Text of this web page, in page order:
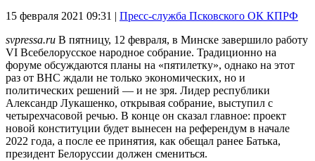
15 февраля 2021 09:31 | Пресс-служба Псковского ОК КПРФ
svpressa.ru В пятницу, 12 февраля, в Минске завершило работу
VI Всебелорусское народное собрание. Традиционно на
форуме обсуждаются планы на «пятилетку», однако на этот
раз от ВНС ждали не только экономических, но и
политических решений — и не зря. Лидер республики
Александр Лукашенко, открывая собрание, выступил с
четырехчасовой речью. В конце он сказал главное: проект
новой конституции будет вынесен на референдум в начале
2022 года, а после ее принятия, как обещал ранее Батька,
президент Белоруссии должен смениться.